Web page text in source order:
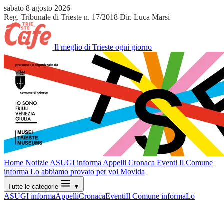
sabato 8 agosto 2026
Reg. Tribunale di Trieste n. 17/2018 Dir. Luca Marsi
Il meglio di Trieste ogni giorno
Home Notizie ASUGI informa Appelli Cronaca Eventi Il Comune
informa Lo abbiamo provato per voi Movida
Tutte le categorie ▼
ASUGI informaAppelliCronacaEventiIl Comune informaLo